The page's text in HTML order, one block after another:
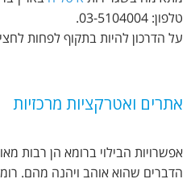
טלפון: 03-5104004.
על הדרכון להיות בתקוף לפחות
אתרים ואטרקציות מרכזיות
אפשרויות הבילוי ברומא הן רבות
הדברים שהוא אוהב ויהנה מהם.